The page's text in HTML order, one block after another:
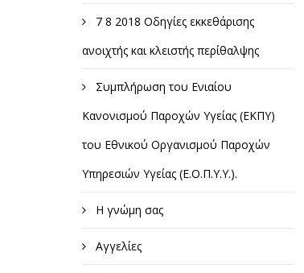
7 8 2018 Οδηγίες εκκεθάρισης
ανοιχτής και κλειστής περίθαλψης
Συμπλήρωση του Ενιαίου
Κανονισμού Παροχών Υγείας (ΕΚΠΥ)
του Εθνικού Οργανισμού Παροχών
Υπηρεσιών Υγείας (Ε.Ο.Π.Υ.Υ.).
Η γνώμη σας
Αγγελίες